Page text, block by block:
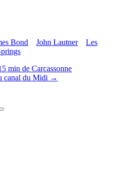
Bond John Lautner
Les
min de Carcassonne
canal du Midi →